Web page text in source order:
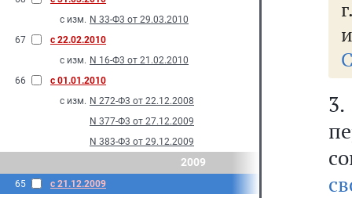
с изм. N 33-Ф3 от 29.03.2010
67
с 22.02.2010
с изм. N 16-Ф3 от 21.02.2010
66
с 01.01.2010
с изм. N 272-Ф3 от 22.12.2008
N 377-Ф3 от 27.12.2009
N 383-Ф3 от 29.12.2009
2009
65
с 21.12.2009